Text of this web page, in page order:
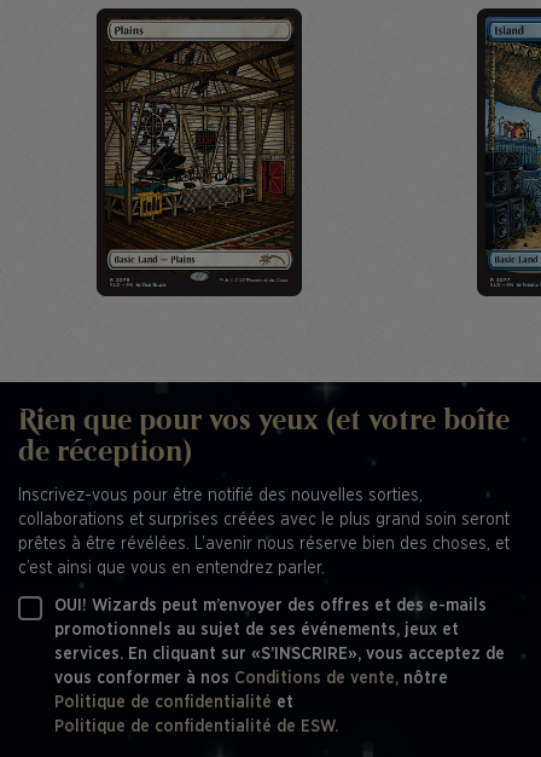
Rien que pour vos yeux (et votre boîte
de réception)
Inscrivez-vous pour être notifié des nouvelles sorties,
collaborations et surprises créées avec le plus grand soin seront
prêtes à être révélées. L’avenir nous réserve bien des choses, et
c’est ainsi que vous en entendrez parler.
OUI! Wizards peut m’envoyer des offres et des e-mails
promotionnels au sujet de ses événements, jeux et
services. En cliquant sur «S’INSCRIRE», vous acceptez de
vous conformer à nos Conditions de vente, nôtre
Politique de confidentialité et
Politique de confidentialité de ESW.